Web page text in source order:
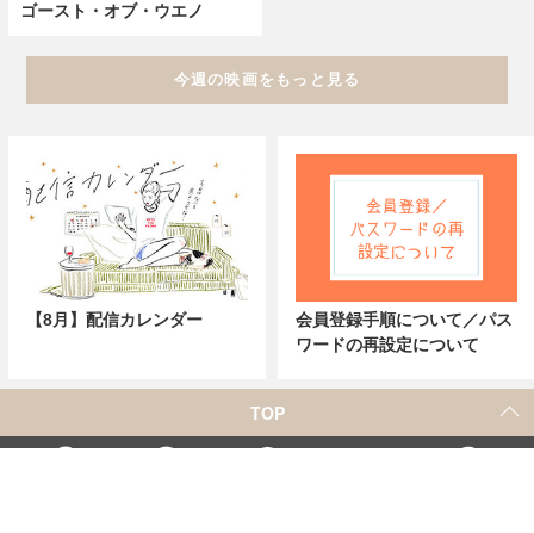
ゴースト・オブ・ウエノ
今週の映画をもっと見る
【8月】配信カレンダー
会員登録手順について／パス
ワードの再設定について
TOP